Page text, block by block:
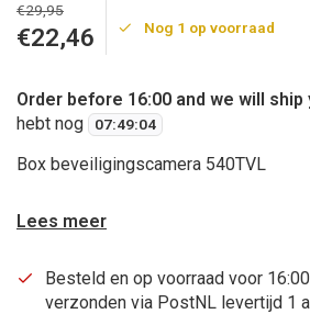
€29,95
€22,46 Nog 1 op voorraad
Order before 16:00 and we will
hebt nog
07:49:04
Box beveiligingscamera 540TVL
Lees meer
Besteld en op voorraad voor
verzonden via PostNL levertijd 1